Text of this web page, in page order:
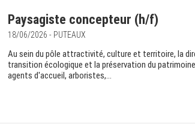
Paysagiste concepteur (h/f)
18/06/2026 - PUTEAUX
Au sein du pôle attractivité, culture et territoire, la
transition écologique et la préservation du
agents d'accueil, arboristes,...